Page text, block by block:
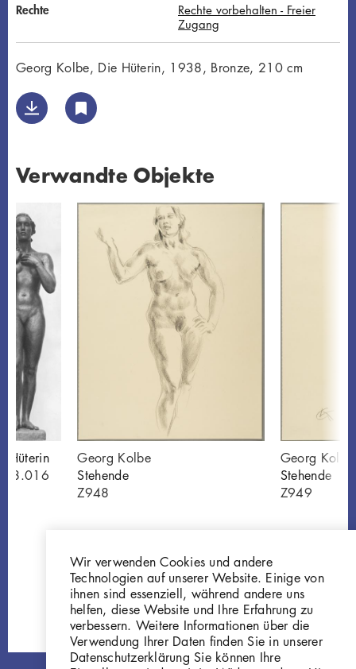
Rechte
Rechte vorbehalten - Freier
Zugang
Georg Kolbe, Die Hüterin, 1938, Bronze, 210 cm
Verwandte Objekte
Hüterin
38.016
Georg Kolbe
Stehende
Z948
Georg Kolbe
Stehende
Z949
Wir verwenden Cookies und andere
Technologien auf unserer Website. Einige von
ihnen sind essenziell, während andere uns
helfen, diese Website und Ihre Erfahrung zu
verbessern. Weitere Informationen über die
Verwendung Ihrer Daten finden Sie in unserer
Datenschutzerklärung Sie können Ihre